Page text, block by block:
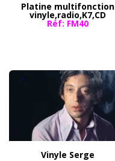
Platine multifonction
vinyle,radio,K7,CD
Réf: FM40
Vinyle Serge